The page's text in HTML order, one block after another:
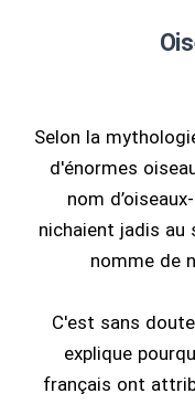
Selon la
d'énormes
nom
nichaient jadis au
nomme de
C'est sans
explique
français ont